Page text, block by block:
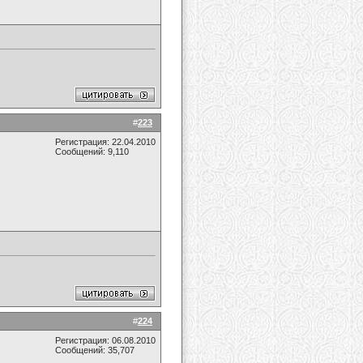
#223
Регистрация: 22.04.2010
Сообщений: 9,110
#224
Регистрация: 06.08.2010
Сообщений: 35,707